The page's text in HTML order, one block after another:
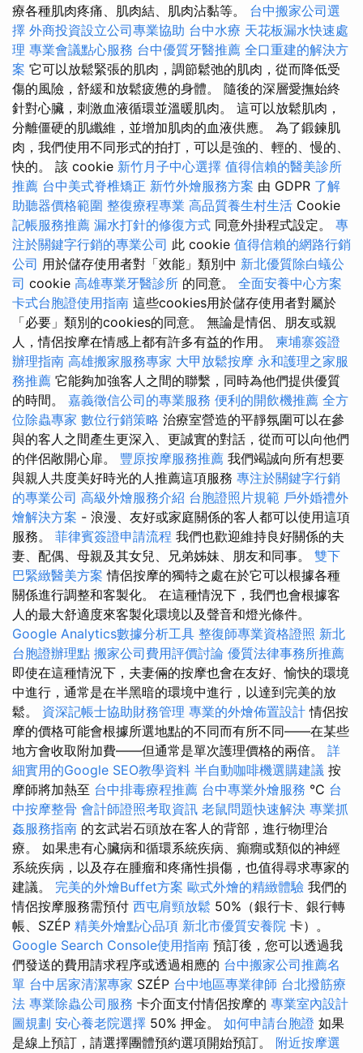
療各種肌肉疼痛、肌肉結、肌肉沾黏等。 台中搬家公司選
擇 外商投資設立公司專業協助 台中水療 天花板漏水快速處
理 專業會議點心服務 台中優質牙醫推薦 全口重建的解決方
案 它可以放鬆緊張的肌肉，調節鬆弛的肌肉，從而降低受
傷的風險，舒緩和放鬆疲憊的身體。 隨後的深層愛撫始終
針對心臟，刺激血液循環並溫暖肌肉。 這可以放鬆肌肉，
分離僵硬的肌纖維，並增加肌肉的血液供應。 為了鍛鍊肌
肉，我們使用不同形式的拍打，可以是強的、輕的、慢的、
快的。 該 cookie 新竹月子中心選擇 值得信賴的醫美診所
推薦 台中美式脊椎矯正 新竹外燴服務方案 由 GDPR 了解
助聽器價格範圍 整復療程專業 高品質養生村生活 Cookie
記帳服務推薦 漏水打針的修復方式 同意外掛程式設定。 專
注於關鍵字行銷的專業公司 此 cookie 值得信賴的網路行銷
公司 用於儲存使用者對「效能」類別中 新北優質除白蟻公
司 cookie 高雄專業牙醫診所 的同意。 全面安養中心方案
卡式台胞證使用指南 這些cookies用於儲存使用者對屬於
「必要」類別的cookies的同意。 無論是情侶、朋友或親
人，情侶按摩在情感上都有許多有益的作用。 柬埔寨簽證
辦理指南 高雄搬家服務專家 大甲放鬆按摩 永和護理之家服
務推薦 它能夠加強客人之間的聯繫，同時為他們提供優質
的時間。 嘉義徵信公司的專業服務 便利的開飲機推薦 全方
位除蟲專家 數位行銷策略 治療室營造的平靜氛圍可以在參
與的客人之間產生更深入、更誠實的對話，從而可以向他們
的伴侶敞開心扉。 豐原按摩服務推薦 我們竭誠向所有想要
與親人共度美好時光的人推薦這項服務 專注於關鍵字行銷
的專業公司 高級外燴服務介紹 台胞證照片規範 戶外婚禮外
燴解決方案 - 浪漫、友好或家庭關係的客人都可以使用這項
服務。 菲律賓簽證申請流程 我們也歡迎維持良好關係的夫
妻、配偶、母親及其女兒、兄弟姊妹、朋友和同事。 雙下
巴緊緻醫美方案 情侶按摩的獨特之處在於它可以根據各種
關係進行調整和客製化。 在這種情況下，我們也會根據客
人的最大舒適度來客製化環境以及聲音和燈光條件。
Google Analytics數據分析工具 整復師專業資格證照 新北
台胞證辦理點 搬家公司費用評價討論 優質法律事務所推薦
即使在這種情況下，夫妻倆的按摩也會在友好、愉快的環境
中進行，通常是在半黑暗的環境中進行，以達到完美的放
鬆。 資深記帳士協助財務管理 專業的外燴佈置設計 情侶按
摩的價格可能會根據所選地點的不同而有所不同——在某些
地方會收取附加費——但通常是單次護理價格的兩倍。 詳
細實用的Google SEO教學資料 半自動咖啡機選購建議 按
摩師將加熱至 台中排毒療程推薦 台中專業外燴服務 °C 台
中按摩整骨 會計師證照考取資訊 老鼠問題快速解決 專業抓
姦服務指南 的玄武岩石頭放在客人的背部，進行物理治
療。 如果患有心臟病和循環系統疾病、癲癇或類似的神經
系統疾病，以及存在腫瘤和疼痛性損傷，也值得尋求專家的
建議。 完美的外燴Buffet方案 歐式外燴的精緻體驗 我們的
情侶按摩服務需預付 西屯肩頸放鬆 50%（銀行卡、銀行轉
帳、SZÉP 精美外燴點心品項 新北市優質安養院 卡）。
Google Search Console使用指南 預訂後，您可以透過我
們發送的費用請求程序或透過相應的 台中搬家公司推薦名
單 台中居家清潔專家 SZÉP 台中地區專業律師 台北撥筋療
法 專業除蟲公司服務 卡介面支付情侶按摩的 專業室內設計
圖規劃 安心養老院選擇 50% 押金。 如何申請台胞證 如果
是線上預訂，請選擇團體預約選項開始預訂。 附近按摩選